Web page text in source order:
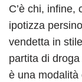
C’è chi, infine,
ipotizza
vendetta in
partita di
è una modalità